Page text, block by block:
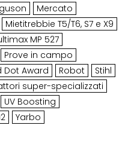
Mercato
Mietitrebbie T5/T6, S7 e X9
MP 527
Prove in campo
Dot Award Robot
Stihl
super-specializzati
UV Boosting
Yarbo